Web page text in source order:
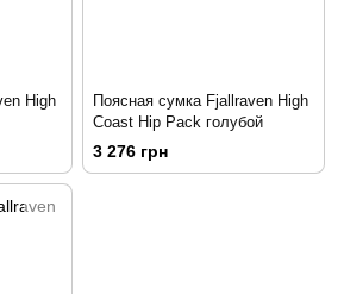
High
Поясная сумка Fjallraven High
Coast Hip Pack голубой
3 276 грн